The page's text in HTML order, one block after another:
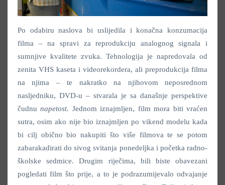
Po odabiru naslova bi uslijedila i konačna konzumacija
filma – na spravi za reprodukciju analognog signala i
sumnjive kvalitete zvuka. Tehnologija je napredovala od
zenita VHS kaseta i videorekordera, ali preprodukcija filma
na njima – te nakratko na njihovom neposrednom
nasljedniku, DVD-u – stvarala je sa današnje perspektive
čudnunapetost. Jednom iznajmljen, film mora biti vraćen
sutra, osim ako nije bio iznajmljen po vikend modelu kada
bi cilj obično bio nakupiti što više filmova te se potom
zabarakadirati do sivog svitanja ponedeljka i početka radno-
školske sedmice. Drugim riječima, bili biste obavezani
pogledati film što prije, a to je podrazumijevalo odvajanje